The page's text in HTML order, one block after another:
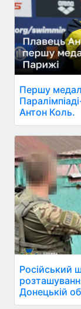
Першу
Антон Коль.
Російський
Донецькій